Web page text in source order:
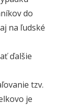
do
na ľudské
ďalšie
tzv.
je